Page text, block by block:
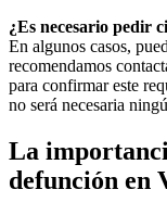
¿Es necesario pedir
En algunos casos,
recomendamos
para confirmar este
no será necesaria
La
defunción en